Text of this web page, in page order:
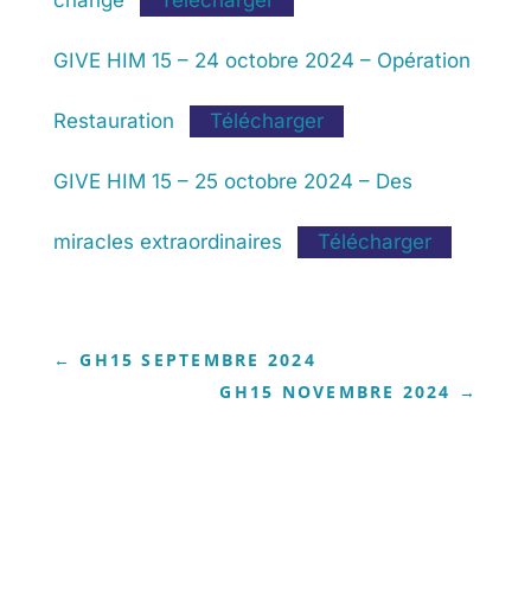
GIVE HIM 15 – 24 octobre 2024 – Opération
Restauration Télécharger
GIVE HIM 15 – 25 octobre 2024 – Des
miracles extraordinaires Télécharger
←GH15 SEPTEMBRE 2024
GH15 NOVEMBRE 2024 →